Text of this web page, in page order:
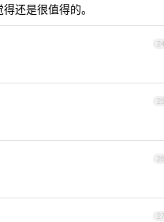
还是很值得的。
24
25
26
27